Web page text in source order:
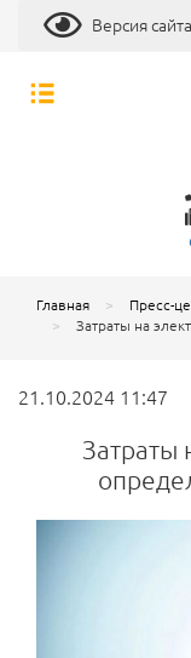
Версия
Главная Пресс-
Затраты на
21.10.2024 11:47
Затраты